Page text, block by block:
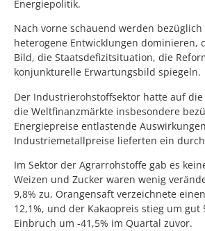
Energiepolitik.
Nach vorne schauend werden
heterogene Entwicklungen dominieren,
Bild, die Staatsdefizitsituation, die
konjunkturelle Erwartungsbild spiegeln.
Der Industrierohstoffsektor hatte auf
die Weltfinanzmärkte insbesondere
Energiepreise entlastende
Industriemetallpreise lieferten ein
Im Sektor der Agrarrohstoffe gab es
Weizen und Zucker waren wenig
9,8% zu, Orangensaft verzeichnete
12,1%, und der Kakaopreis stieg um gut
Einbruch um -41,5% im Quartal zuvor.